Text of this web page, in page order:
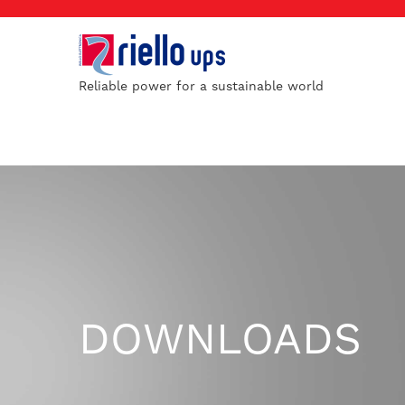
Reliable power for a sustainable world
DOWNLOADS